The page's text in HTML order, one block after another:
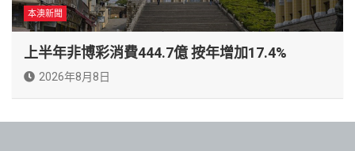
本澳新聞
上半年非博彩消費444.7億 按年增加17.4%
2026年8月8日